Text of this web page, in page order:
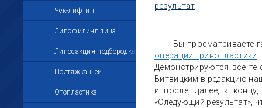
Чек-лифтинг
Липофилинг лица
Липосакция подбородка
Подтяжка шеи
Отопластика
результат
Вы просматриваете
операции ринопластики
Демонстрируются все
Витвицким в редакцию
и после, далее, к
«Следующий результат»,